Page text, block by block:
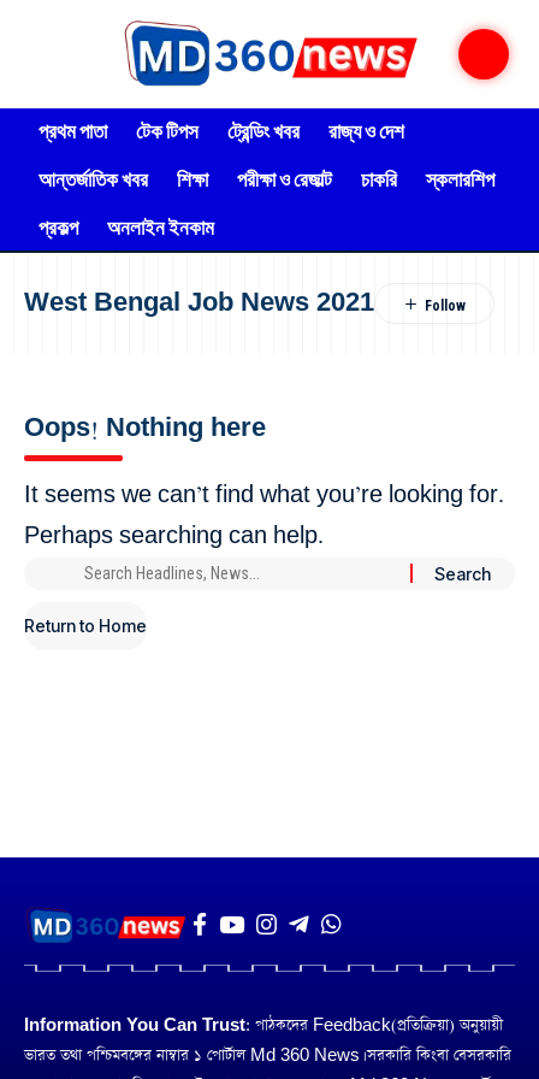
প্রথম পাতা টেক টিপস ট্রেন্ডিং খবর
রাজ্য ও দেশ
আন্তর্জাতিক খবর
শিক্ষা পরীক্ষা ও রেজাল্ট চাকরি
স্কলারশিপ
প্রকল্প
অনলাইন ইনকাম
West Bengal Job News 2021
Oops! Nothing here
It seems we can’t find what you’re looking for.
Perhaps searching can help.
Return to Home
Information You Can Trust: পাঠকদের Feedback(প্রতিক্রিয়া) অনুয়ায়ী
ভারত তথা পশ্চিমবঙ্গের নাম্বার ১ পোর্টাল Md 360 News। সরকারি কিংবা বেসরকারি